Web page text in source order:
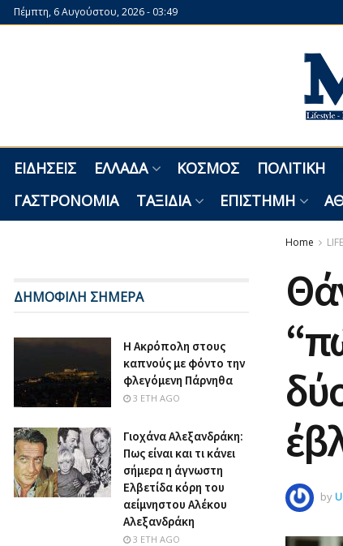
Πέμπτη, 6 Αυγούστου, 2026 - 03:49
ΕΙΔΉΣΕΙΣ ΕΛΛΆΔΑ ΚΌΣΜΟΣ ΠΟΛΙΤΙΚΉ
ΓΑΣΤΡΟΝΟΜΊΑ
ΤΑΞΊΔΙΑ ΕΠΙΣΤΉΜΗ
Home
by
ΔΗΜΟΦΙΛΗ ΣΗΜΕΡΑ
Η Ακρόπολη στους
καπνούς με φόντο την
φλεγόμενη Πάρνηθα
3 ΈΤΗ AGO
Γιοχάνα Αλεξανδράκη:
Πως είναι και τι κάνει
σήμερα η άγνωστη
Ελβετίδα κόρη του
αείμνηστου Αλέκου
Αλεξανδράκη
3 ΈΤΗ AGO